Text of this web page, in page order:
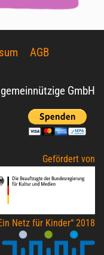
AGB
GmbH
Gefördert von
Netz für Kinder“ 2018